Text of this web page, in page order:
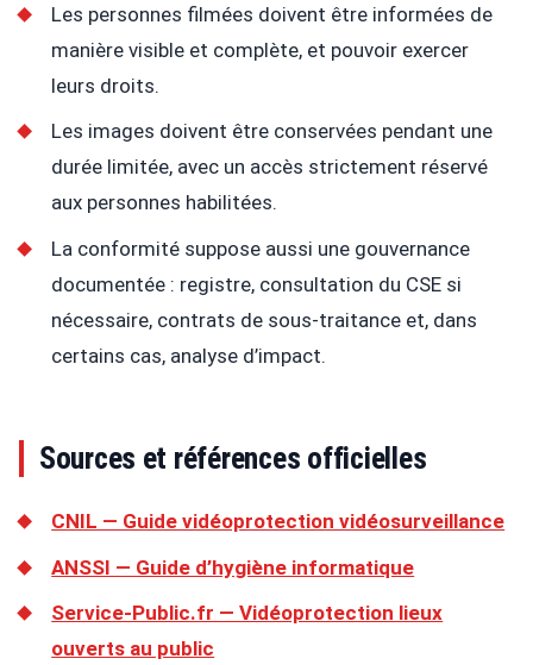
Les personnes filmées doivent être informées de
manière visible et complète, et pouvoir exercer
leurs droits.
Les images doivent être conservées pendant une
durée limitée, avec un accès strictement réservé
aux personnes habilitées.
La conformité suppose aussi une gouvernance
documentée : registre, consultation du CSE si
nécessaire, contrats de sous-traitance et, dans
certains cas, analyse d’impact.
Sources et références officielles
CNIL — Guide vidéoprotection vidéosurveillance
ANSSI — Guide d’hygiène informatique
Service-Public.fr — Vidéoprotection lieux
ouverts au public